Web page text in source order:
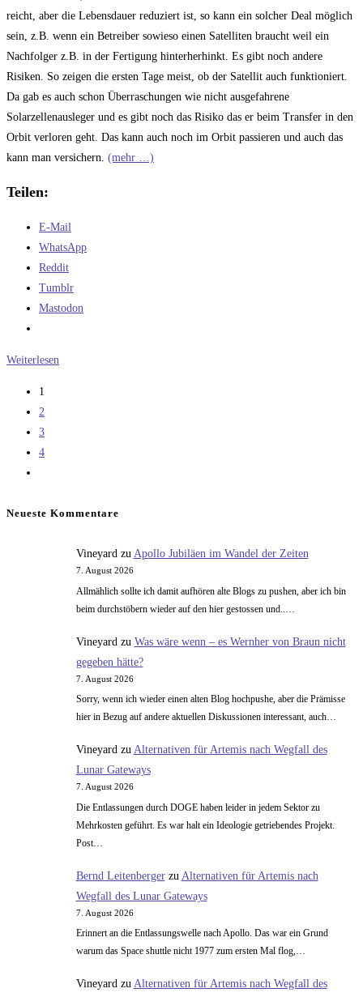
reicht, aber die Lebensdauer reduziert ist, so kann ein solcher Deal möglich
sein, z.B. wenn ein Betreiber sowieso einen Satelliten braucht weil ein
Nachfolger z.B. in der Fertigung hinterherhinkt. Es gibt noch andere
Risiken. So zeigen die ersten Tage meist, ob der Satellit auch funktioniert.
Da gab es auch schon Überraschungen wie nicht ausgefahrene
Solarzellenausleger und es gibt noch das Risiko das er beim Transfer in den
Orbit verloren geht. Das kann auch noch im Orbit passieren und auch das
kann man versichern. (mehr …)
Teilen:
E-Mail
WhatsApp
Reddit
Tumblr
Mastodon
Weiterlesen
1
2
3
4
Seite
Neueste Kommentare
Vineyardzu Apollo Jubiläen im Wandel der Zeiten
7. August 2026
Allmählich sollte ich damit aufhören alte Blogs zu pushen, aber ich bin
beim durchstöbern wieder auf den hier gestossen und..…
Vineyard zu Was wäre wenn – es Wernher von Braun nicht
gegeben hätte?
7. August 2026
Sorry, wenn ich wieder einen alten Blog hochpushe, aber die Prämisse
hier in Bezug auf andere aktuellen Diskussionen interessant, auch…
Vineyardzu Alternativen für Artemis nach Wegfall des
Lunar Gateways
7. August 2026
Die Entlassungen durch DOGE haben leider in jedem Sektor zu
Mehrkosten geführt. Es war halt ein Ideologie getriebendes Projekt.
Post…
Bernd Leitenbergerzu Alternativen für Artemis nach
Wegfall des Lunar Gateways
7. August 2026
Erinnert an die Entlassungswelle nach Apollo. Das war ein Grund
warum das Space shuttle nicht 1977 zum ersten Mal flog,…
Vineyardzu Alternativen für Artemis nach Wegfall des